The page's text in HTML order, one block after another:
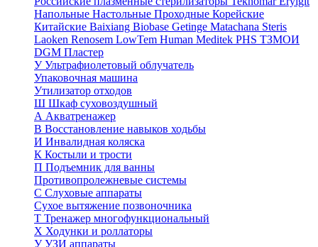
Напольные Настольные Проходные Корейские
Китайские Baixiang Biobase Getinge Matachana Steris
Laoken Renosem LowTem Human Meditek PHS ТЗМОИ
DGM Пластер
УУльтрафиолетовый облучатель
Упаковочная машина
Утилизатор отходов
Ш Шкаф суховоздушный
А Акватренажер
В Восстановление навыков ходьбы
И Инвалидная коляска
К Костыли и трости
П Подъемник для ванны
Противопролежневые системы
С Слуховые аппараты
Сухое вытяжение позвоночника
Т Тренажер многофункциональный
Х Ходунки и роллаторы
УУЗИ аппараты